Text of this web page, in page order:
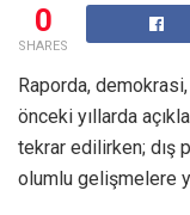
0
SHARES
Raporda,
önceki yıllarda
tekrar edilirken; dış
olumlu gelişmelere